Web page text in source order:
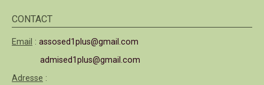
CONTACT
Email : assosed1plus@gmail.com
admised1plus@gmail.com
Adresse :